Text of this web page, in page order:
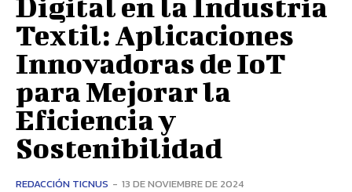
Textil: Aplicaciones
Innovadoras de IoT
para Mejorar la
Eficiencia y
Sostenibilidad
REDACCIÓN TICNUS - 13 DE NOVIEMBRE DE 2024